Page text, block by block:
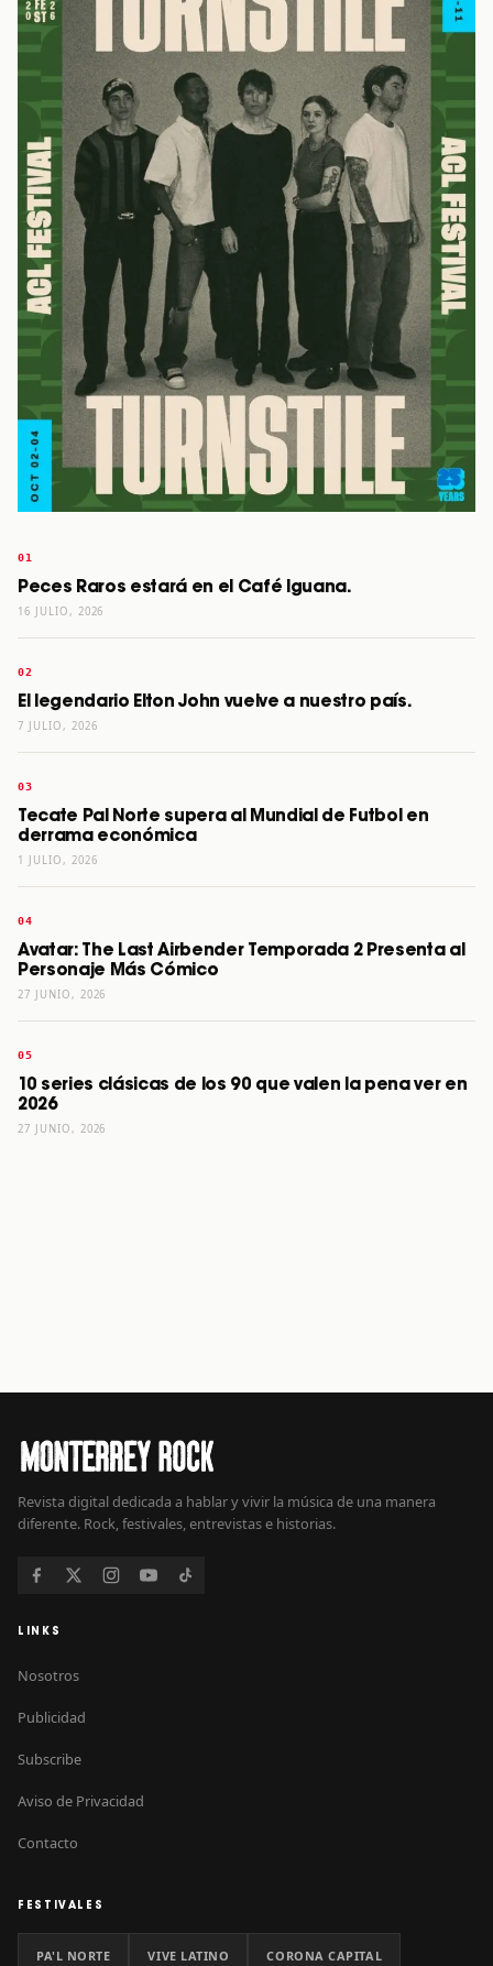
Peces Raros estará en el Café Iguana.
16 JULIO, 2026
El legendario Elton John vuelve a nuestro país.
7 JULIO, 2026
Tecate Pal Norte supera al Mundial de Futbol en
derrama económica
1 JULIO, 2026
Avatar: The Last Airbender Temporada 2 Presenta al
Personaje Más Cómico
27 JUNIO, 2026
10 series clásicas de los 90 que valen la pena ver en
2026
27 JUNIO, 2026
Revista digital dedicada a hablar y vivir la música de una manera
diferente. Rock, festivales, entrevistas e historias.
LINKS
Nosotros
Publicidad
Subscribe
Aviso de Privacidad
Contacto
FESTIVALES
PA'L NORTE VIVE LATINO CORONA CAPITAL